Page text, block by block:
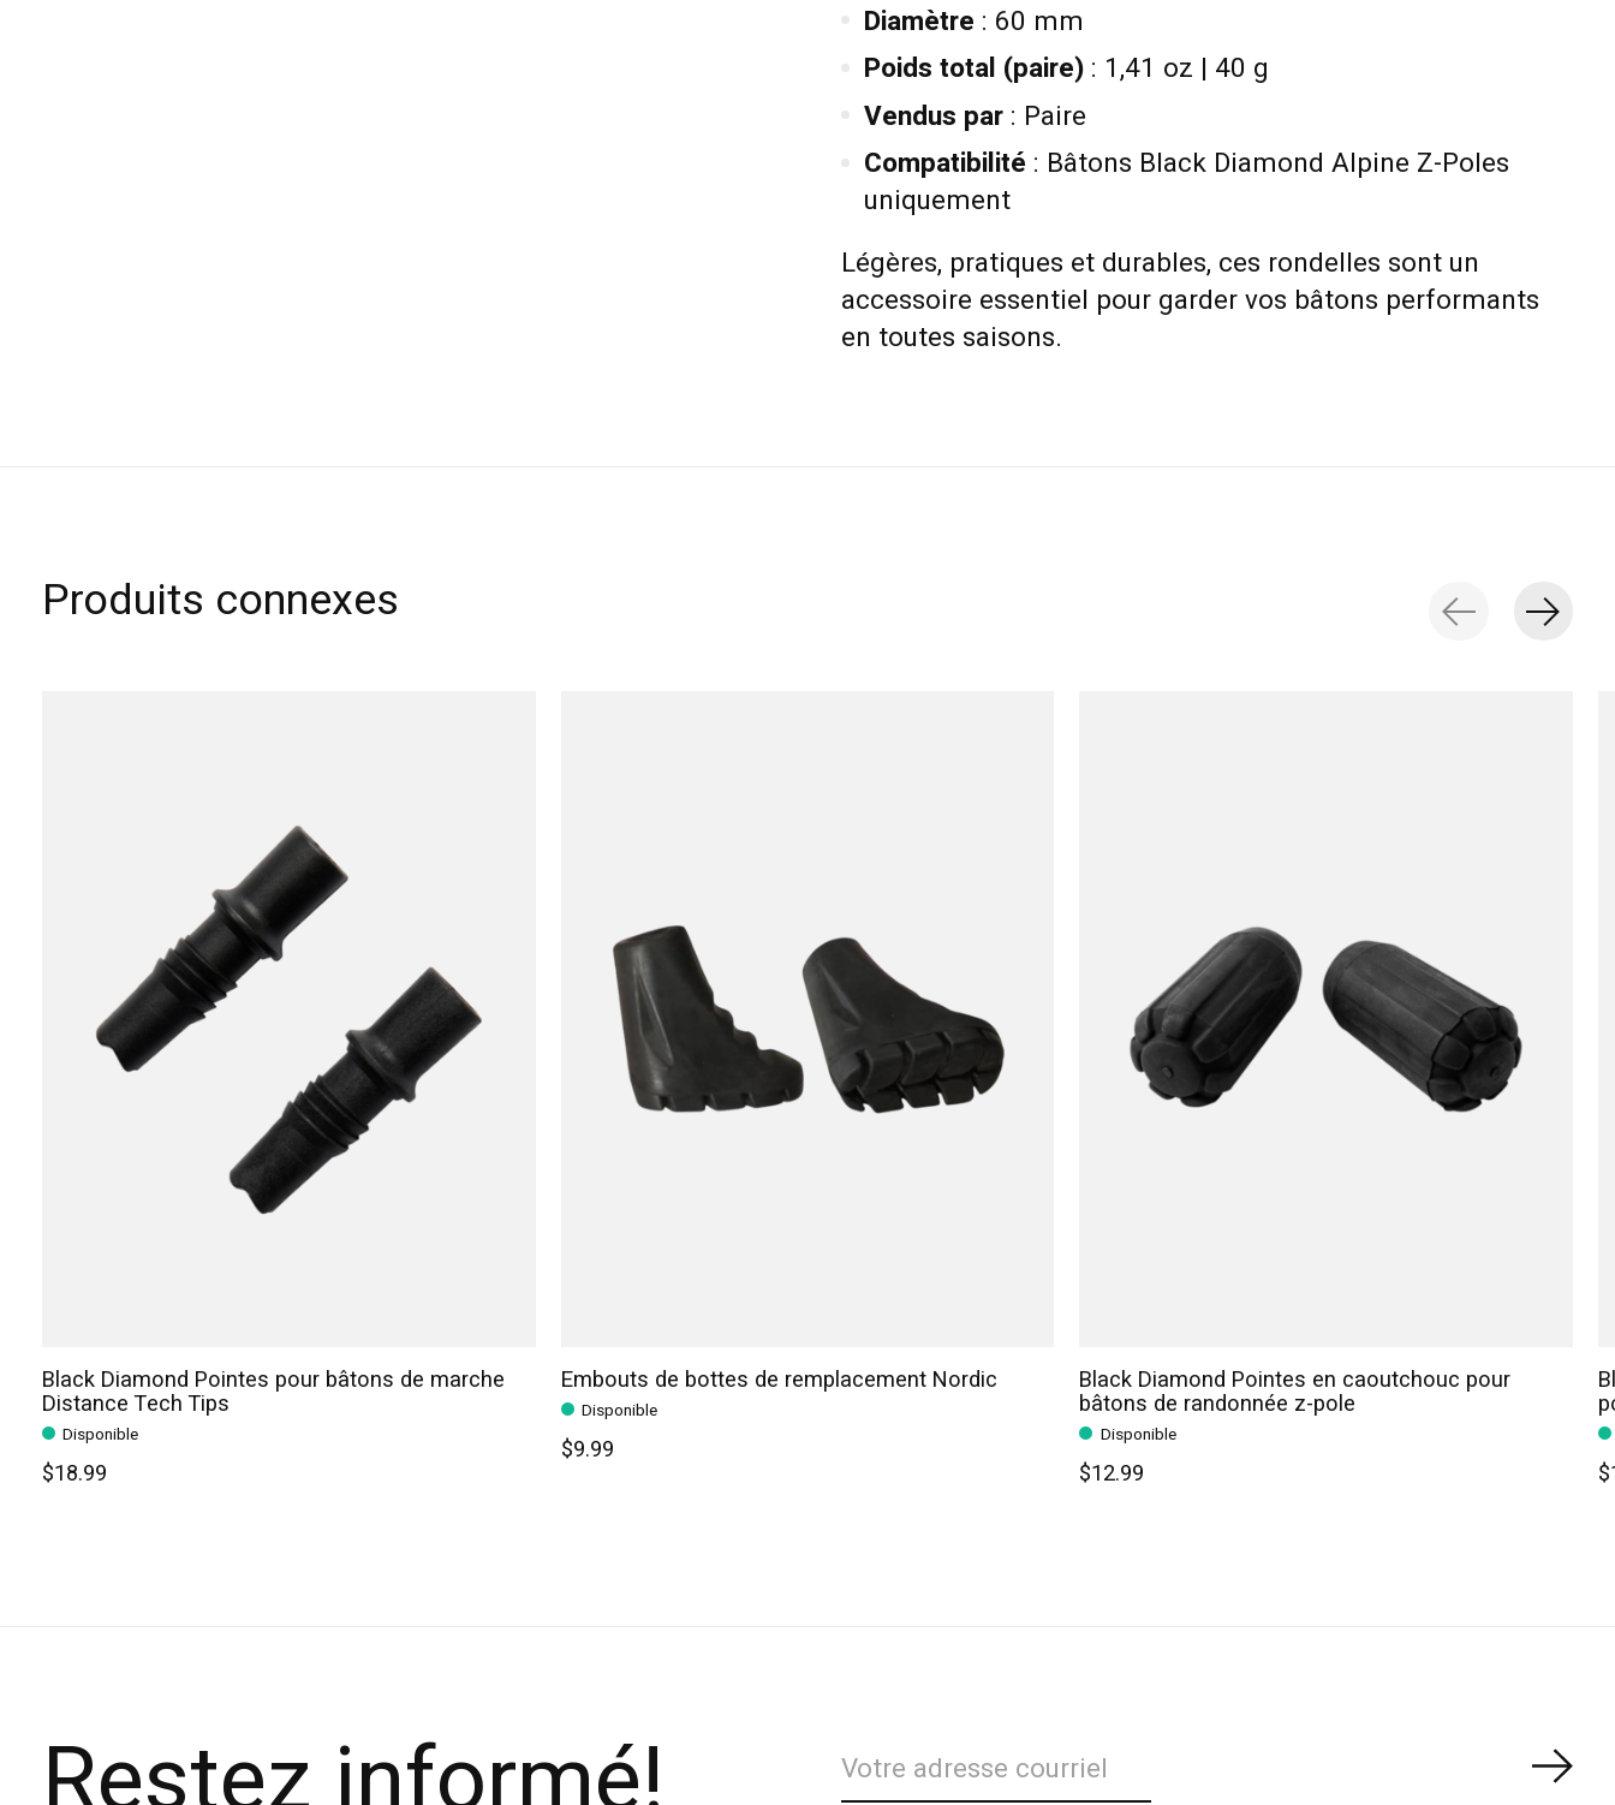
Diamètre : 60 mm
Poids total (paire): 1,41 oz | 40 g
Vendus par: Paire
Compatibilité : Bâtons Black Diamond Alpine Z-Poles
uniquement
Légères, pratiques et durables, ces rondelles sont un
accessoire essentiel pour garder vos bâtons performants
en toutes saisons.
Produits connexes
Black Diamond Pointes pour bâtons de marche
Distance Tech Tips
Disponible
$18.99
Embouts de bottes de remplacement Nordic
Disponible
$9.99
Black Diamond Pointes en caoutchouc pour
bâtons de randonnée z-pole
Disponible
$12.99